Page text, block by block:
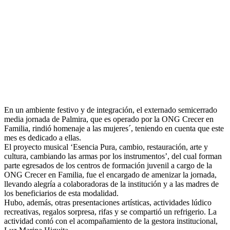
En un ambiente festivo y de integración, el externado semicerrado
media jornada de Palmira, que es operado por la ONG Crecer en
Familia, rindió homenaje a las mujeres´, teniendo en cuenta que este
mes es dedicado a ellas.
El proyecto musical ‘Esencia Pura, cambio, restauración, arte y
cultura, cambiando las armas por los instrumentos’, del cual forman
parte egresados de los centros de formación juvenil a cargo de la
ONG Crecer en Familia, fue el encargado de amenizar la jornada,
llevando alegría a colaboradoras de la institución y a las madres de
los beneficiarios de esta modalidad.
Hubo, además, otras presentaciones artísticas, actividades lúdico
recreativas, regalos sorpresa, rifas y se compartió un refrigerio. La
actividad contó con el acompañamiento de la gestora institucional,